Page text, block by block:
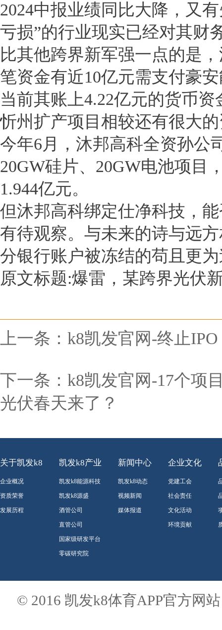
2024中报业绩同比大降，又
亏损”的行业现实已经对其财
比其他跨界新军强一点的是
笔资金有近10亿元需支付豪
当前其账上4.22亿元的货币
忻州扩产项目相较还有很大
今年6月，沐邦高科全资孙公
20GW硅片、20GW电池项目
1.944亿元。
但沐邦高科绑定仕净科技，
有待观察。与未来的诗与远
分银行账户被冻结的苟且更
原文标题:爆雷，某跨界光伏
上一条： k8凯发官网-终止
下一条： k8凯发官网-17个项
光伏春天来了？
关于凯发k8
企业概况
资质荣誉
发展历程
凯发k8产业
凯发k8能源科技
凯发k8源盛
酒管公司
直管公司
国家级研发平台
零碳研究院
新闻中心
凯发k8动态
视频新闻
媒体报道
企业文化
党建工会
社会责任
文化活动
环境贡献
© 2016 凯发k8体育APP官方网